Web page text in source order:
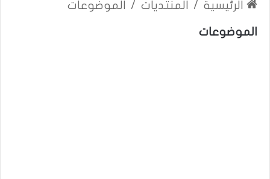
الرئيسية / المنتديات / الموضوعات
الموضوعات